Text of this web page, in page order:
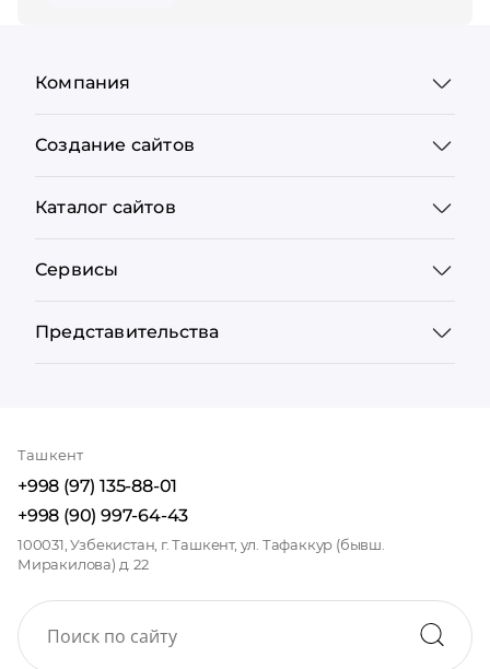
Компания
Создание сайтов
Каталог сайтов
Сервисы
Представительства
Ташкент
+998 (97) 135-88-01
+998 (90) 997-64-43
100031, Узбекистан, г. Ташкент, ул. Тафаккур (бывш.
Миракилова) д. 22